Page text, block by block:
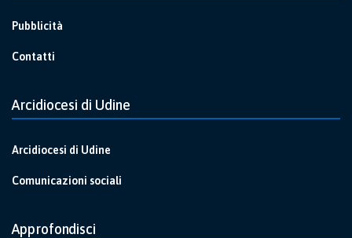
Pubblicità
Contatti
Arcidiocesi di Udine
Arcidiocesi di Udine
Comunicazioni sociali
Approfondisci